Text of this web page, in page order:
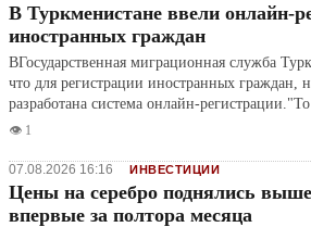
В Туркменистане ввели онлайн-
иностранных граждан
ВГосударственная миграционная служба
что для регистрации иностранных граждан,
разработана система онлайн-
👁️ 1
07.08.2026 16:16 ИНВЕСТИЦИИ
Цены на серебро поднялись
впервые за полтора месяца